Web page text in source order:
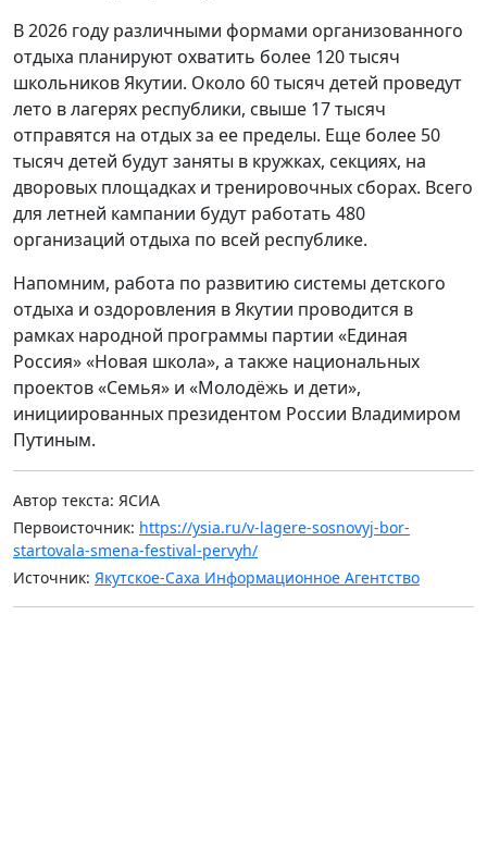
В 2026 году различными формами организованного
отдыха планируют охватить более 120 тысяч
школьников Якутии. Около 60 тысяч детей проведут
лето в лагерях республики, свыше 17 тысяч
отправятся на отдых за ее пределы. Еще более 50
тысяч детей будут заняты в кружках, секциях, на
дворовых площадках и тренировочных сборах. Всего
для летней кампании будут работать 480
организаций отдыха по всей республике.
Напомним, работа по развитию системы детского
отдыха и оздоровления в Якутии проводится в
рамках народной программы партии «Единая
Россия» «Новая школа», а также национальных
проектов «Семья» и «Молодёжь и дети»,
инициированных президентом России Владимиром
Путиным.
Автор текста: ЯСИА
Первоисточник: https://ysia.ru/v-lagere-sosnovyj-bor-
startovala-smena-festival-pervyh/
Источник: Якутское-Саха Информационное Агентство